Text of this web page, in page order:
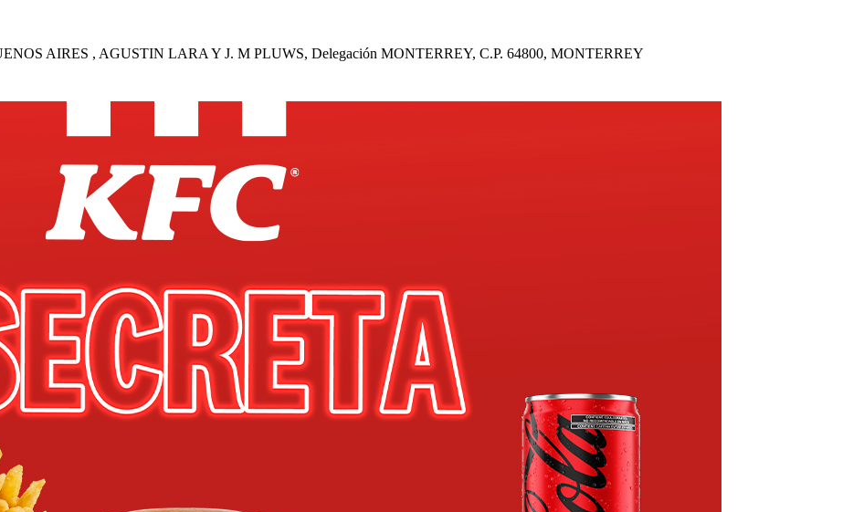
AIRES , AGUSTIN LARA Y J. M PLUWS, Delegación MONTERREY, C.P. 64800, MONTERREY